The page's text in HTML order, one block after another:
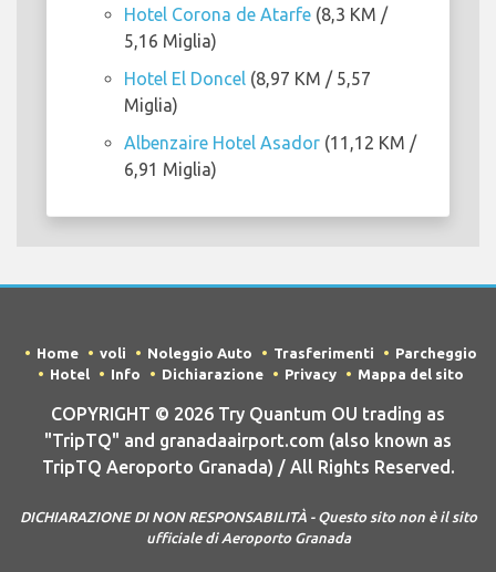
Hotel Corona de Atarfe (8,3 KM /
5,16 Miglia)
Hotel El Doncel (8,97 KM / 5,57
Miglia)
Albenzaire Hotel Asador (11,12 KM /
6,91 Miglia)
Home voli Noleggio Auto Trasferimenti
Parcheggio
Hotel
Info Dichiarazione Privacy Mappa del sito
COPYRIGHT © 2026 Try Quantum OU trading as
"TripTQ" and granadaairport.com (also known as
TripTQ Aeroporto Granada) / All Rights Reserved.
DICHIARAZIONE DI NON RESPONSABILITÀ - Questo sito non è il sito
ufficiale di Aeroporto Granada